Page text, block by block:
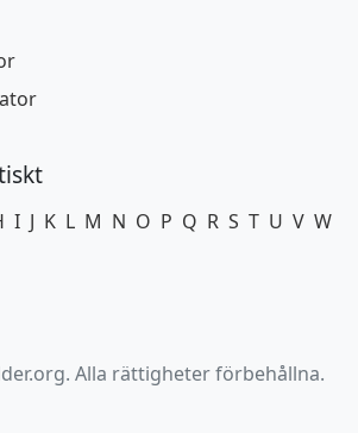
I J K L M N O P Q R S T U V W
Alla rättigheter förbehållna.